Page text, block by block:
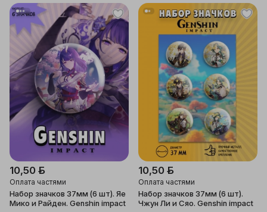
10,50 ƃ
Оплата частями
Набор значков 37мм (6 шт). Яе
Мико и Райден. Genshin impact
10,50 ƃ
Оплата частями
Набор значков 37мм (6 шт).
Чжун Ли и Сяо. Genshin impact